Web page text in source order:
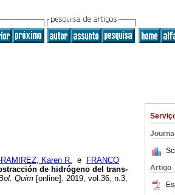
Journal
Artigo
Karen R. e
FRANCO
de hidrógeno del trans-
Quim [online]. 2019, vol.36, n.3,